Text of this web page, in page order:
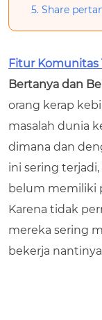
5. Share
Fitur Komunitas
Bertanya dan
orang kerap
masalah dunia
dimana dan
ini sering
belum memiliki
Karena tidak
mereka sering
bekerja